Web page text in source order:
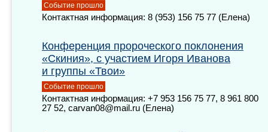
Событие прошло
Контактная информация: 8 (953) 156 75 77 (Елена)
Конференция пророческого поклонения
«Скиния», с участием Игоря Иванова
и группы «Твои»
Событие прошло
Контактная информация: +7 953 156 75 77, 8 961 800
27 52, carvan08@mail.ru (Елена)